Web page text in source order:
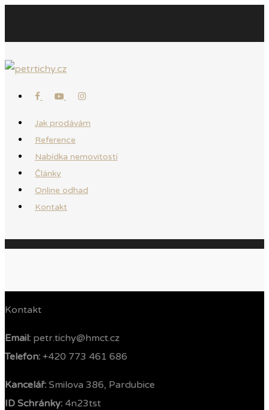
Jak prodávám
Reference
Nabídka nemovitostí
Články
Online odhad
Kontakt
Kontakt
Email: petr.tichy@hmct.cz
Telefon: ‭ +420 773 461 686‬
Kancelář: Smilova 386, Pardubice
ID Schránky: 4n23tst